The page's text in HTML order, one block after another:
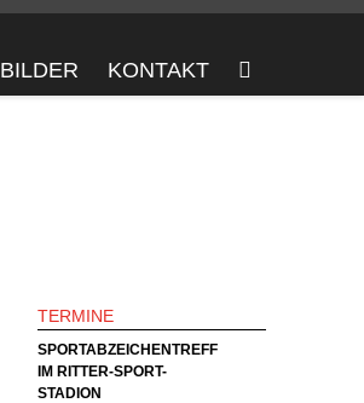
BILDER KONTAKT
TERMINE
SPORTABZEICHENTREFF
IM RITTER-SPORT-
STADION